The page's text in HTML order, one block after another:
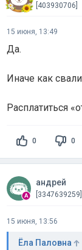
[403930706]
15 июня, 13:49
Да.
Иначе как
Расплатиться
0 0
андрей
[3347639259]
15 июня, 13:56
Ёла Паловна